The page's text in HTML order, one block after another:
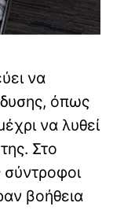
να
όπως
να λυθεί
Στο
σύντροφοι
βοήθεια